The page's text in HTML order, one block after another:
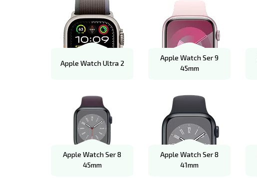
Apple Watch Ultra 2
Apple Watch Ser 9
45mm
Apple Watch Ser 8
45mm
Apple Watch Ser 8
41mm